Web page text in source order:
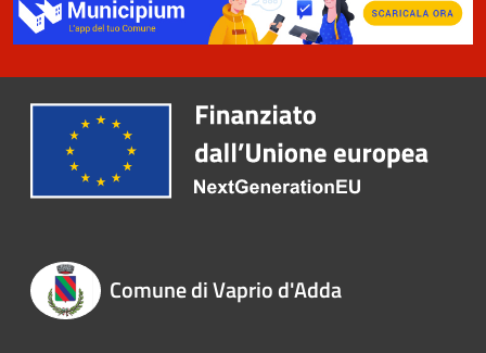
Comune di Vaprio d'Adda